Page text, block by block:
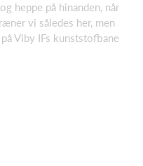
heppe på hinanden, når
vi således her, men
Viby IFs kunststofbane